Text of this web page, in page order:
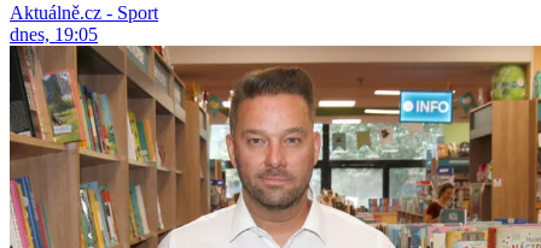
Aktuálně.cz - Sport
dnes, 19:05